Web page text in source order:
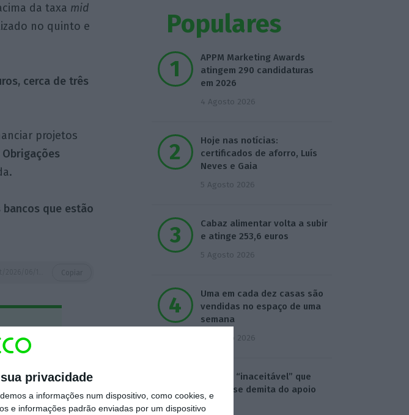
privacidade
a informações num dispositivo, como cookies, e
e informações padrão enviadas por um dispositivo
da taxa mid
no quinto e
cerca de três
projetos
bancos que estão
Populares
APPM Marketing Awards
atingem 290 candidaturas
em 2026
4 Agosto 2026
Hoje nas notícias:
certificados de aforro, Luís
Neves e Gaia
5 Agosto 2026
Cabaz alimentar volta a subir
e atinge 253,6 euros
5 Agosto 2026
Uma em cada dez casas são
vendidas no espaço de uma
semana
6 Agosto 2026
Seguro: “inaceitável” que
Estado se demita do apoio
social